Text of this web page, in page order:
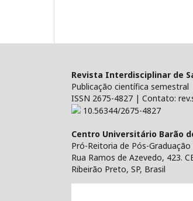
Revista Interdisciplinar de
Publicação científica semestral
ISSN 2675-4827 | Contato:
10.56344/2675-4827
Centro Universitário Barão
Pró-Reitoria de Pós-
Rua Ramos de Azevedo, 423.
Ribeirão Preto, SP, Brasil